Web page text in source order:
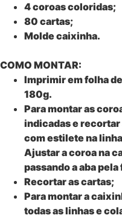
4 coroas coloridas;
80 cartas;
Molde caixinha.
COMO MONTAR:
Imprimir em folha
180g.
Para montar as
indicadas e
com estilete na
Ajustar a coroa na
passando a aba
Recortar as cartas;
Para montar a
todas as linhas e